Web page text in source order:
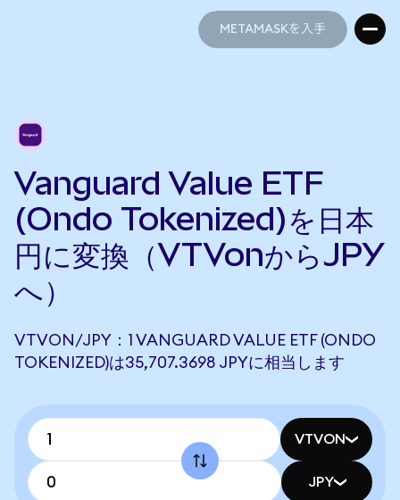
METAMASKを入手
Vanguard Value ETF
(Ondo Tokenized)を日本
円に変換（VTVonからJPY
へ）
VTVON/JPY：1 VANGUARD VALUE ETF (ONDO
TOKENIZED)は35,707.3698 JPYに相当します
VTVON
JPY